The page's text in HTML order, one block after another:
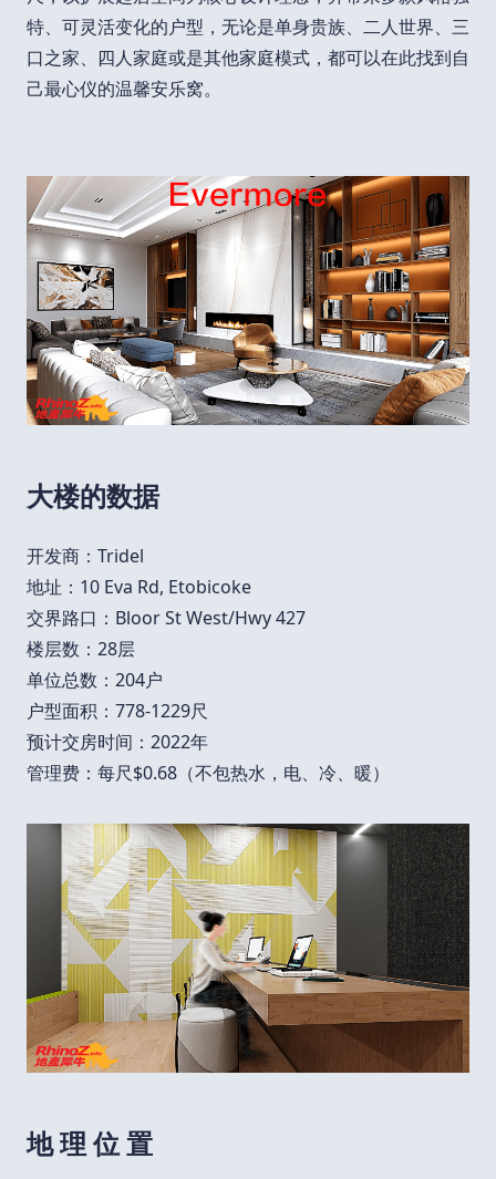
特、可灵活变化的户型，无论是单身贵族、二人世界、三
口之家、四人家庭或是其他家庭模式，都可以在此找到自
己最心仪的温馨安乐窝。
大楼的数据
开发商：Tridel
地址：10 Eva Rd, Etobicoke
交界路口：Bloor St West/Hwy 427
楼层数：28层
单位总数：204户
户型面积：778-1229尺
预计交房时间：2022年
管理费：每尺$0.68（不包热水，电、冷、暖）
地 理 位 置